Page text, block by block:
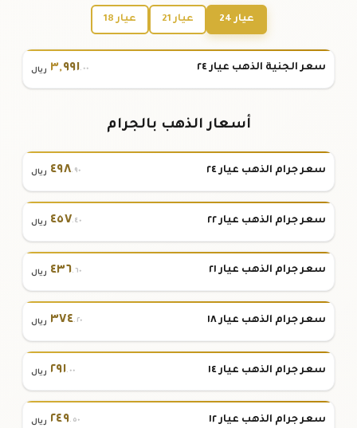
عيار 24 عيار 21 عيار 18
سعر الجنية الذهب عيار ٢٤ ٣,٩٩١.٠٠ ريال
أسعار الذهب بالجرام
سعر جرام الذهب عيار ٢٤ ٤٩٨.٩٠ ريال
سعر جرام الذهب عيار ٢٢ ٤٥٧.٤٠ ريال
سعر جرام الذهب عيار ٢١ ٤٣٦.٦٠ ريال
سعر جرام الذهب عيار ١٨ ٣٧٤.٢٠ ريال
سعر جرام الذهب عيار ١٤ ٢٩١.٠٠ ريال
سعر جرام الذهب عيار ١٢ ٢٤٩.٥٠ ريال